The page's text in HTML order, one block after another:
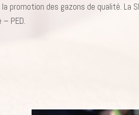
promotion des gazons de qualité. La
PED.